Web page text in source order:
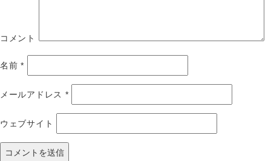
コメント
名前*
メールアドレス *
ウェブサイト